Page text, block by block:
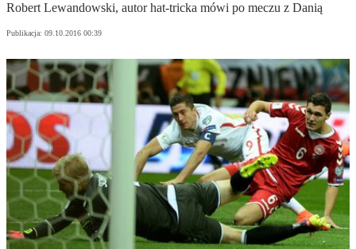
Robert Lewandowski, autor hat-tricka mówi po meczu z Danią
Publikacja: 09.10.2016 00:39